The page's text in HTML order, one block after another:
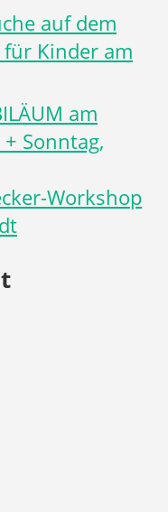
auf dem
Kinder am
am
Sonntag,
Workshop